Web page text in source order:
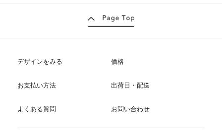
デザインをみる 価格
お支払い方法 出荷日・配送
よくある質問 お問い合わせ